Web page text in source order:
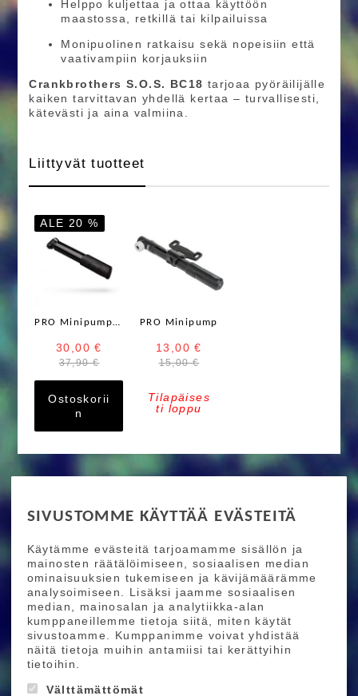
SIVUSTOMME KÄYTTÄÄ EVÄSTEITÄ
Käytämme evästeitä tarjoamamme sisällön ja
mainosten räätälöimiseen, sosiaalisen median
ominaisuuksien tukemiseen ja kävijämäärämme
analysoimiseen. Lisäksi jaamme sosiaalisen
median, mainosalan ja analytiikka-alan
kumppaneillemme tietoja siitä, miten käytät
sivustoamme. Kumppanimme voivat yhdistää
näitä tietoja muihin antamiisi tai kerättyihin
tietoihin.
Välttämättömät
Helppo kuljettaa ja ottaa käyttöön
maastossa, retkillä tai kilpailuissa
Monipuolinen ratkaisu sekä nopeisiin että
vaativampiin korjauksiin
Crankbrothers S.O.S. BC18 tarjoaa pyöräilijälle
kaiken tarvittavan yhdellä kertaa – turvallisesti,
kätevästi ja aina valmiina.
Liittyvät tuotteet
ALE 20 %
PRO Minipumppu performance XS
30,00 €
37,90 €
Ostoskorii
n
PRO Minipump
13,00 €
15,00 €
Tilapäises
ti loppu
Ride More – Pyöräkauppa ja pyörähuolto
Helsingissä
TILAA UUTISKIRJEEMME
Tilaamalla uutiskirjeemme saat uusimmat edut
suoraan sähköpostiisi.